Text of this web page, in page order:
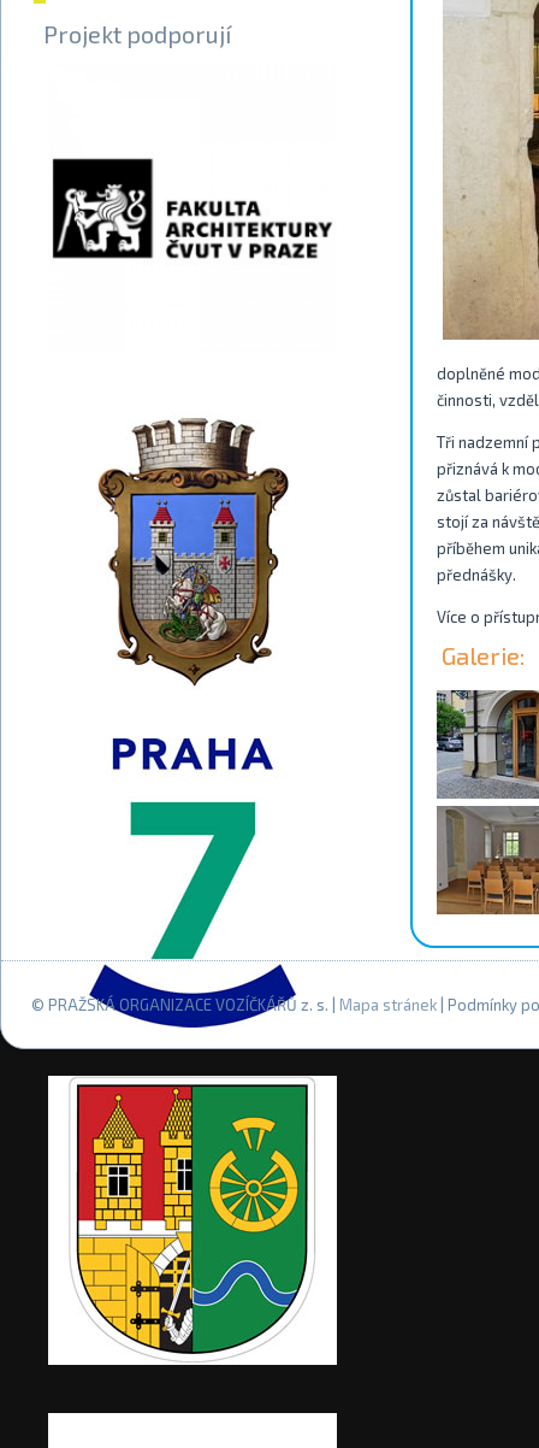
Projekt podporují
doplněné
činnosti,
Tři nadzemní
přiznává k
zůstal
stojí za
příběhem
přednášky.
Více o
Galerie:
© PRAŽSKÁ ORGANIZACE VOZÍČKÁŘŮ z. s. | Mapa stránek | Podmínky